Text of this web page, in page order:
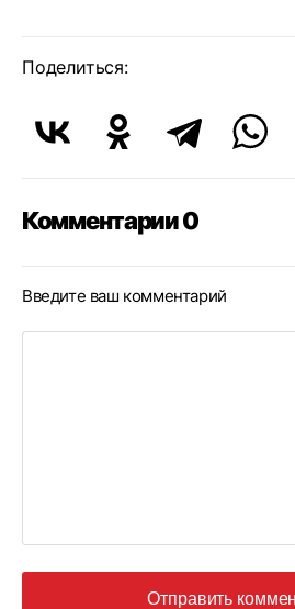
Поделиться:
Комментарии 0
Введите ваш комментарий
Отправить